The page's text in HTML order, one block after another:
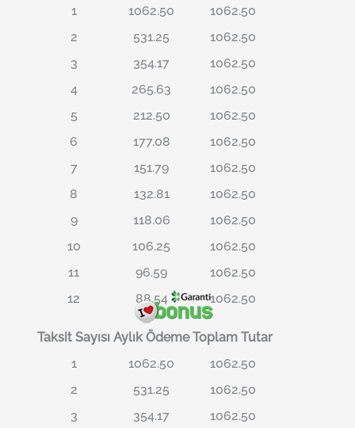
1 1062.50
1062.50
2
531.25
1062.50
3
354.17
1062.50
4
265.63
1062.50
5
212.50
1062.50
6
177.08
1062.50
7
151.79
1062.50
8
132.81
1062.50
9
118.06
1062.50
10
106.25
1062.50
11
96.59
1062.50
12
88.54 1062.50
Taksit Sayısı Aylık Ödeme Toplam Tutar
1
1062.50
1062.50
2
531.25
1062.50
3
354.17 1062.50